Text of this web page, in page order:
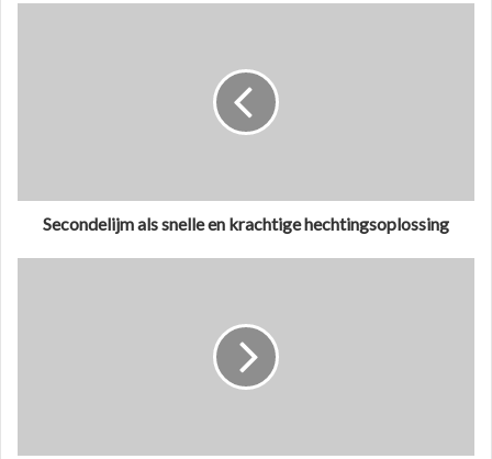
Secondelijm als snelle en krachtige hechtingsoplossing